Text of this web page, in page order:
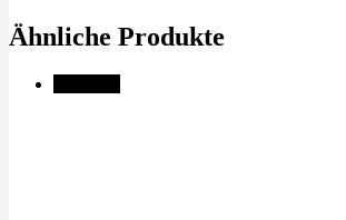
Ähnliche Produkte